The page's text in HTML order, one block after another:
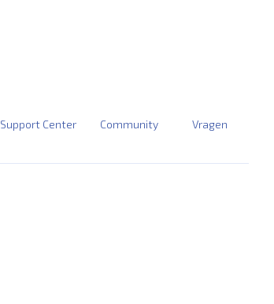
Support Center Community Vragen